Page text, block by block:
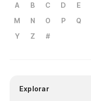
A B C D E
M
N O P Q
Y
Z #
Explorar